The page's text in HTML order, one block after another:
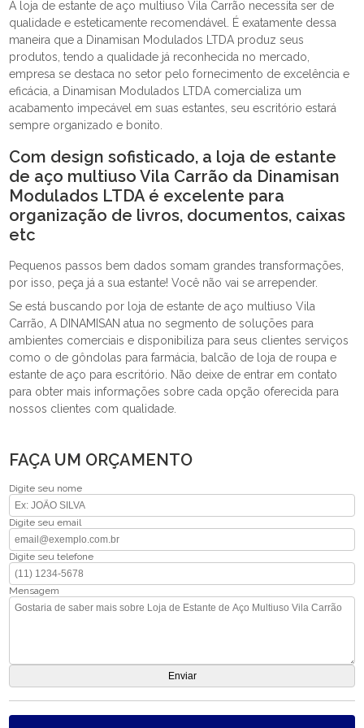
A loja de estante de aço multiuso Vila Carrão necessita ser de
qualidade e esteticamente recomendável. É exatamente dessa
maneira que a Dinamisan Modulados LTDA produz seus
produtos, tendo a qualidade já reconhecida no mercado,
empresa se destaca no setor pelo fornecimento de excelência e
eficácia, a Dinamisan Modulados LTDA comercializa um
acabamento impecável em suas estantes, seu escritório estará
sempre organizado e bonito.
Com design sofisticado, a loja de estante
de aço multiuso Vila Carrão da Dinamisan
Modulados LTDA é excelente para
organização de livros, documentos, caixas
etc
Pequenos passos bem dados somam grandes transformações,
por isso, peça já a sua estante! Você não vai se arrepender.
Se está buscando por loja de estante de aço multiuso Vila
Carrão, A DINAMISAN atua no segmento de soluções para
ambientes comerciais e disponibiliza para seus clientes serviços
como o de gôndolas para farmácia, balcão de loja de roupa e
estante de aço para escritório. Não deixe de entrar em contato
para obter mais informações sobre cada opção oferecida para
nossos clientes com qualidade.
FAÇA UM ORÇAMENTO
Digite seu nome
Digite seu email
Digite seu telefone
Mensagem